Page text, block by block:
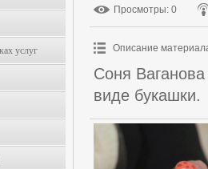
Просмотры: 0
Описание
Соня
виде букашки.
услуг